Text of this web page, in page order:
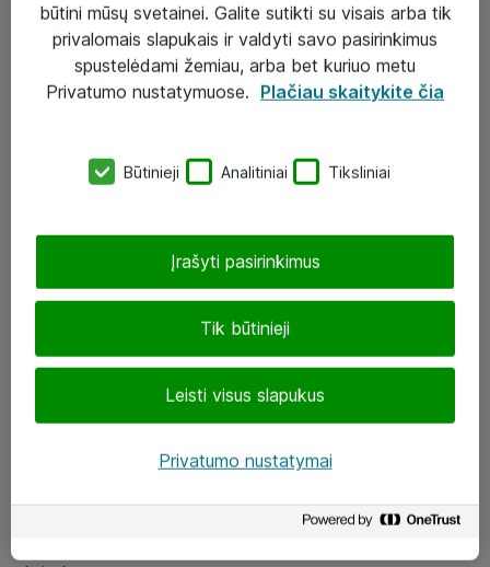
Įgyvendinti projektai
Atea ekspertų patarimai verslui
eShop@atea.lt
LinkedIn
būtini mūsų svetainei. Galite sutikti su visais arba tik
privalomais slapukais ir valdyti savo pasirinkimus
spustelėdami žemiau, arba bet kuriuo metu
Privatumo nustatymuose. Plačiau skaitykite čia
Būtinieji Analitiniai Tiksliniai
Tik būtinieji
Leisti visus slapukus
Įrašyti pasirinkimus
Privatumo nustatymai